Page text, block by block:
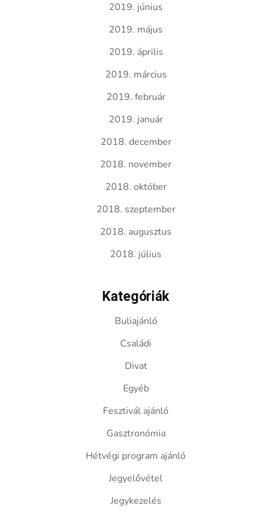
2019. június
2019. május
2019. április
2019. március
2019. február
2019. január
2018. december
2018. november
2018. október
2018. szeptember
2018. augusztus
2018. július
Kategóriák
Buliajánló
Családi
Divat
Egyéb
Fesztivál ajánló
Gasztronómia
Hétvégi program ajánló
Jegyelővétel
Jegykezelés